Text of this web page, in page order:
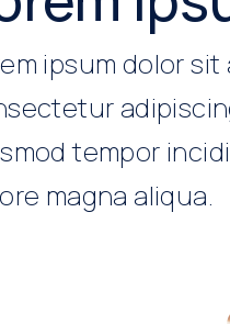
ipsum dolor sit
tempor
magna aliqua.